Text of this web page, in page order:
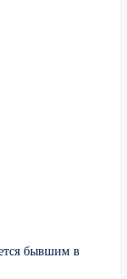
бывшим в